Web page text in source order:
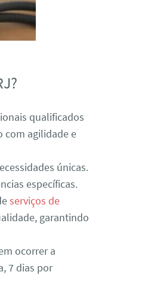
qualificados
com agilidade e
únicas.
específicas.
serviços de
garantindo
ocorrer a
7 dias por